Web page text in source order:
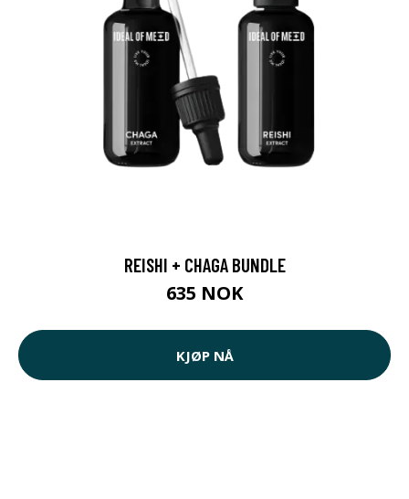
REISHI + CHAGA BUNDLE
635 NOK
KJØP NÅ